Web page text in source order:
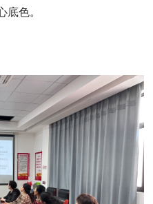
底色。